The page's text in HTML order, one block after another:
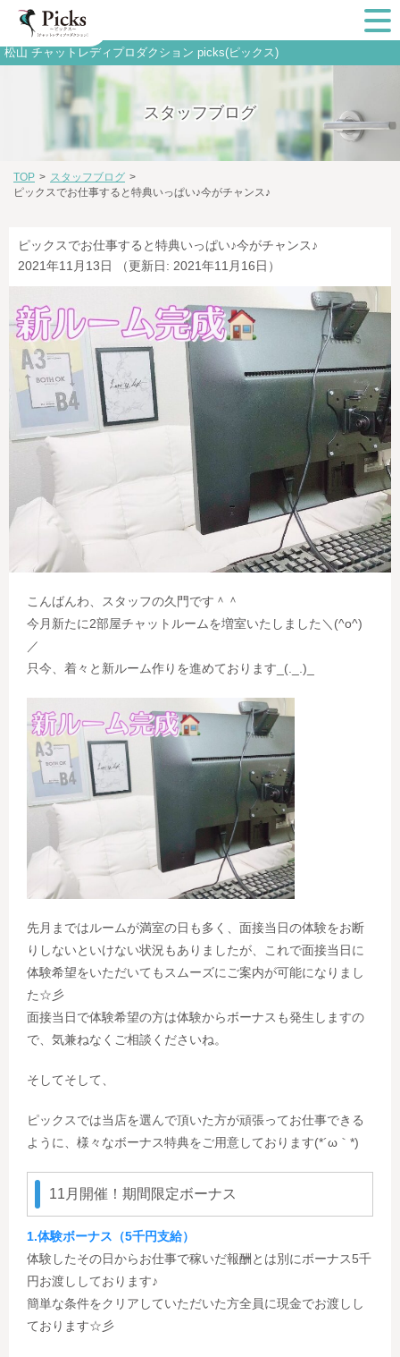
松山 チャットレディプロダクション picks(ピックス)
スタッフブログ
TOP > スタッフブログ >
ピックスでお仕事すると特典いっぱい♪今がチャンス♪
ピックスでお仕事すると特典いっぱい♪今がチャンス♪
2021年11月13日
（更新日: 2021年11月16日）
こんばんわ、スタッフの久門です＾＾
今月新たに2部屋チャットルームを増室いたしました＼(^o^)
／
只今、着々と新ルーム作りを進めております_(._.)_
先月まではルームが満室の日も多く、面接当日の体験をお断
りしないといけない状況もありましたが、これで面接当日に
体験希望をいただいてもスムーズにご案内が可能になりまし
た☆彡
面接当日で体験希望の方は体験からボーナスも発生しますの
で、気兼ねなくご相談くださいね。
そしてそして、
ピックスでは当店を選んで頂いた方が頑張ってお仕事できる
ように、様々なボーナス特典をご用意しております(*´ω｀*)
11月開催！期間限定ボーナス
1.体験ボーナス（5千円支給）
体験したその日からお仕事で稼いだ報酬とは別にボーナス5千
円お渡ししております♪
簡単な条件をクリアしていただいた方全員に現金でお渡しし
ております☆彡